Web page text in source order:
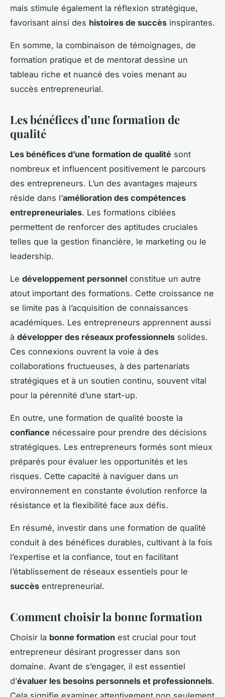
mais stimule également la réflexion stratégique,
favorisant ainsi des histoires de succès inspirantes.
En somme, la combinaison de témoignages, de
formation pratique et de mentorat dessine un
tableau riche et nuancé des voies menant au
succès entrepreneurial.
Les bénéfices d’une formation de
qualité
Les bénéfices d’une formation de qualité sont
nombreux et influencent positivement le parcours
des entrepreneurs. L’un des avantages majeurs
réside dans l’amélioration des compétences
entrepreneuriales. Les formations ciblées
permettent de renforcer des aptitudes cruciales
telles que la gestion financière, le marketing ou le
leadership.
Le développement personnel constitue un autre
atout important des formations. Cette croissance ne
se limite pas à l’acquisition de connaissances
académiques. Les entrepreneurs apprennent aussi
à développer des réseaux professionnels solides.
Ces connexions ouvrent la voie à des
collaborations fructueuses, à des partenariats
stratégiques et à un soutien continu, souvent vital
pour la pérennité d’une start-up.
En outre, une formation de qualité booste la
confiance nécessaire pour prendre des décisions
stratégiques. Les entrepreneurs formés sont mieux
préparés pour évaluer les opportunités et les
risques. Cette capacité à naviguer dans un
environnement en constante évolution renforce la
résistance et la flexibilité face aux défis.
En résumé, investir dans une formation de qualité
conduit à des bénéfices durables, cultivant à la fois
l’expertise et la confiance, tout en facilitant
l’établissement de réseaux essentiels pour le
succès entrepreneurial.
Comment choisir la bonne formation
Choisir la bonne formation est crucial pour tout
entrepreneur désirant progresser dans son
domaine. Avant de s’engager, il est essentiel
d’évaluer les besoins personnels et professionnels.